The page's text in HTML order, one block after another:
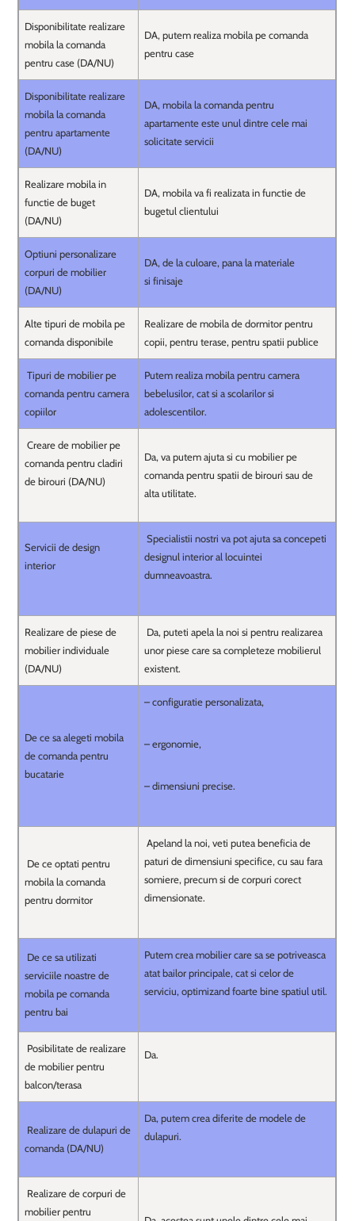
Disponibilitate realizare
mobila la comanda
pentru case (DA/NU)
DA, putem realiza mobila pe comanda
pentru case
Disponibilitate realizare
mobila la comanda
pentru apartamente
(DA/NU)
DA, mobila la comanda pentru
apartamente este unul dintre cele mai
solicitate servicii
Realizare mobila in
functie de buget
(DA/NU)
DA, mobila va fi realizata in functie de
bugetul clientului
Optiuni personalizare
corpuri de mobilier
(DA/NU)
DA, de la culoare, pana la materiale
si finisaje
Alte tipuri de mobila pe
comanda disponibile
Realizare de mobila de dormitor pentru
copii, pentru terase, pentru spatii publice
Tipuri de mobilier pe
comanda pentru camera
copiilor
Putem realiza mobila pentru camera
bebelusilor, cat si a scolarilor si
adolescentilor.
Creare de mobilier pe
comanda pentru cladiri
de birouri (DA/NU)
Da, va putem ajuta si cu mobilier pe
comanda pentru spatii de birouri sau de
alta utilitate.
Servicii de design
interior
Specialistii nostri va pot ajuta sa concepeti
designul interior al locuintei
dumneavoastra.
Realizare de piese de
mobilier individuale
(DA/NU)
Da, puteti apela la noi si pentru realizarea
unor piese care sa completeze mobilierul
existent.
De ce sa alegeti mobila
de comanda pentru
bucatarie
– configuratie personalizata,
– ergonomie,
– dimensiuni precise.
De ce optati pentru
mobila la comanda
pentru dormitor
Apeland la noi, veti putea beneficia de
paturi de dimensiuni specifice, cu sau fara
somiere, precum si de corpuri corect
dimensionate.
De ce sa utilizati
serviciile noastre de
mobila pe comanda
pentru bai
Putem crea mobilier care sa se potriveasca
atat bailor principale, cat si celor de
serviciu, optimizand foarte bine spatiul util.
Posibilitate de realizare
de mobilier pentru
balcon/terasa
Da.
Realizare de dulapuri de
comanda (DA/NU)
Da, putem crea diferite de modele de
dulapuri.
Realizare de corpuri de
mobilier pentru